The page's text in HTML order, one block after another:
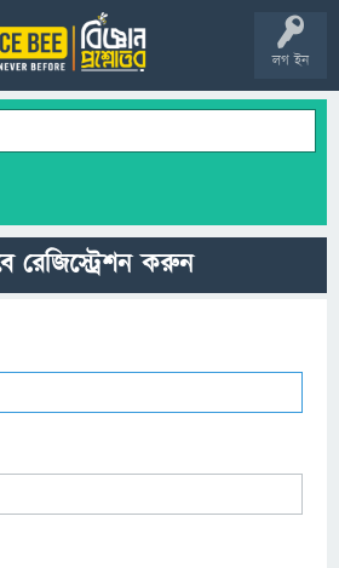
লগ ইন
রেজিস্ট্রেশন করুন